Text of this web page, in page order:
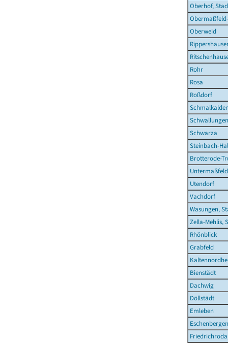
Oberhof,
Oberweid
Rohr
Rosa
Roßdorf
Schwallungen
Schwarza
Steinbach-
Brotterode-
Untermaßfeld
Utendorf
Vachdorf
Wasungen,
Zella-Mehlis,
Rhönblick
Grabfeld
Bienstädt
Dachwig
Döllstädt
Emleben
Eschenbergen